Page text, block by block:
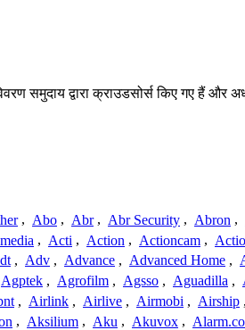
समुदाय द्वारा क्राउडसोर्स किए गए हैं और
, Abo , Abr , Abr Security , Abron ,
, Acti , Action , Actioncam ,
, Adv , Advance , Advanced Home ,
Agptek , Agrofilm , Agsso , Aguadilla ,
, Airlink , Airlive , Airmobi , Airship ,
, Aksilium , Aku , Akuvox ,